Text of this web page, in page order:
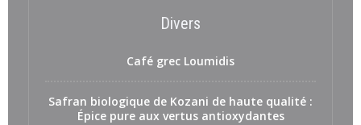
Divers
Café grec Loumidis
Safran biologique de Kozani de haute qualité :
Épice pure aux vertus antioxydantes